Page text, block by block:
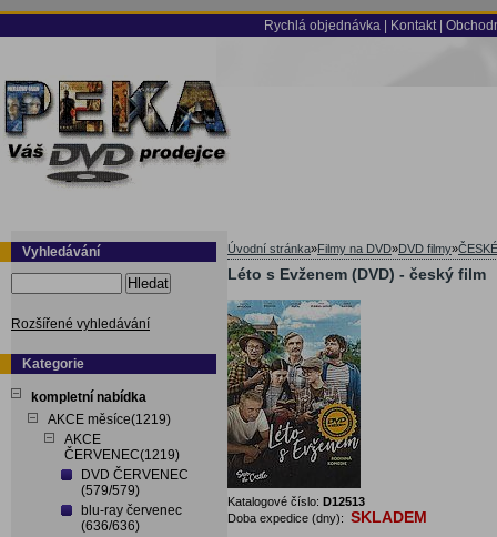
Rychlá objednávka Kontakt
Vyhledávání
Hledat
Rozšířené vyhledávání
Kategorie
kompletní nabídka
AKCE měsíce(1219)
AKCE
ČERVENEC(1219)
DVD ČERVENEC
(579/579)
blu-ray červenec
(636/636)
Úvodní stránka»Filmy na DVD»DVD filmy»
Léto s Evženem (DVD) - český film
Katalogové číslo: D12513
Doba expedice (dny): SKLADEM